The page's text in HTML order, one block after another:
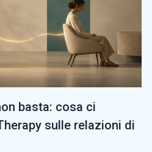
basta: cosa ci
sulle relazioni di